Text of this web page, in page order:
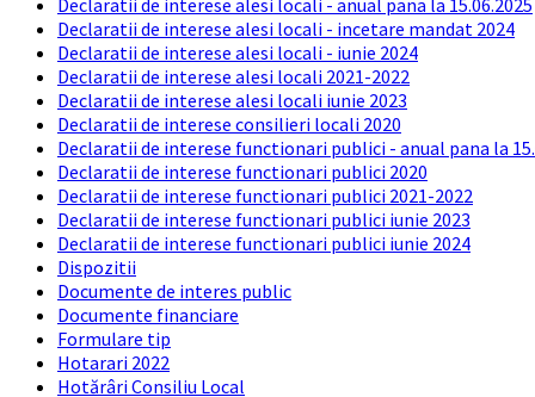
Declaratii de interese alesi locali - incetare mandat 2024
Declaratii de interese alesi locali - iunie 2024
Declaratii de interese alesi locali 2021-2022
Declaratii de interese alesi locali iunie 2023
Declaratii de interese consilieri locali 2020
Declaratii de interese functionari publici - anual pana la
Declaratii de interese functionari publici 2020
Declaratii de interese functionari publici 2021-2022
Declaratii de interese functionari publici iunie 2023
Declaratii de interese functionari publici iunie 2024
Dispozitii
Documente de interes public
Documente financiare
Formulare tip
Hotarari 2022
Hotărâri Consiliu Local